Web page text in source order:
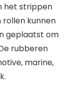
het strippen
rollen kunnen
geplaatst om
rubberen
marine,